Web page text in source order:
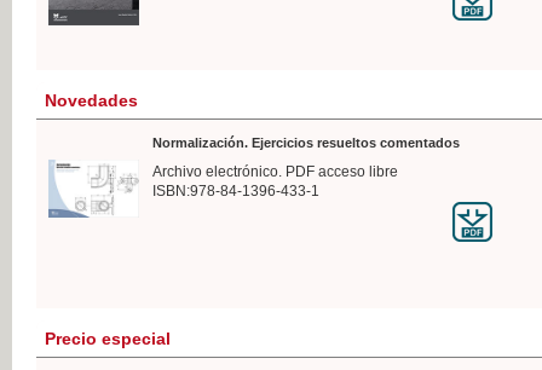
Novedades
Normalización. Ejercicios resueltos comentados
Archivo electrónico. PDF acceso libre
ISBN:978-84-1396-433-1
Precio especial